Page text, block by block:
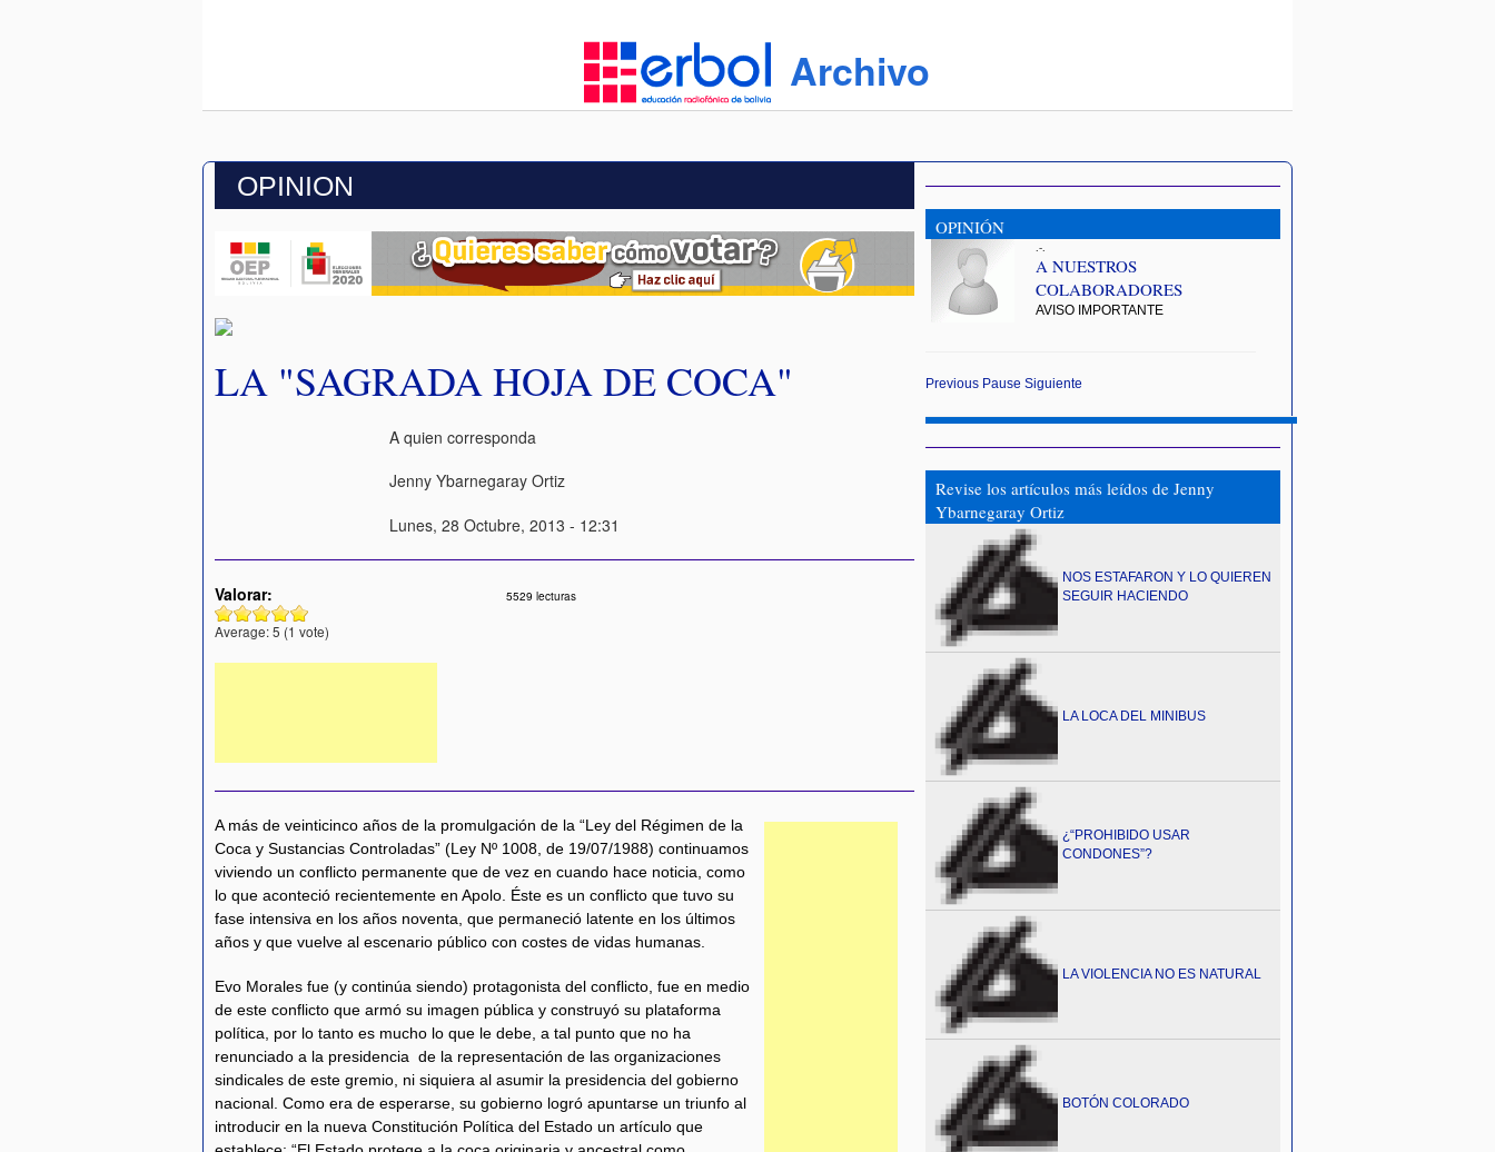
Archivo
OPINION
LA "SAGRADA HOJA DE COCA"
A quien corresponda
Jenny Ybarnegaray Ortiz
Lunes, 28 Octubre, 2013 - 12:31
Valorar:
Average:5 (1 vote)
5529 lecturas
A más de veinticinco años de la promulgación de la “Ley del Régimen de la
Coca y Sustancias Controladas” (Ley Nº 1008, de 19/07/1988) continuamos
viviendo un conflicto permanente que de vez en cuando hace noticia, como
lo que aconteció recientemente en Apolo. Éste es un conflicto que tuvo su
fase intensiva en los años noventa, que permaneció latente en los últimos
años y que vuelve al escenario público con costes de vidas humanas.
Evo Morales fue (y continúa siendo) protagonista del conflicto, fue en medio
de este conflicto que armó su imagen pública y construyó su plataforma
política, por lo tanto es mucho lo que le debe, a tal punto que no ha
renunciado a la presidencia de la representación de las organizaciones
sindicales de este gremio, ni siquiera al asumir la presidencia del gobierno
nacional. Como era de esperarse, su gobierno logró apuntarse un triunfo al
introducir en la nueva Constitución Política del Estado un artículo que
OPINIÓN
.-.
A NUESTROS
COLABORADORES
AVISO IMPORTANTE
Previous Pause Siguiente
Revise los artículos más leídos de Jenny
Ybarnegaray Ortiz
NOS ESTAFARON Y LO QUIEREN
SEGUIR HACIENDO
LA LOCA DEL MINIBUS
¿“PROHIBIDO USAR
CONDONES”?
LA VIOLENCIA NO ES NATURAL
BOTÓN COLORADO